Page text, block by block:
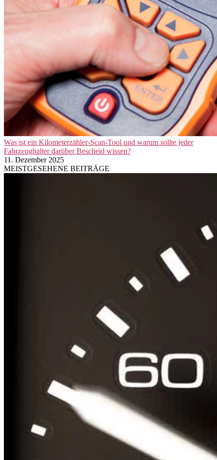
Was ist ein Kilometerzähler-Scan-Tool und warum sollte jeder
Fahrzeughalter darüber Bescheid wissen?
11. Dezember 2025
MEISTGESEHENE BEITRÄGE